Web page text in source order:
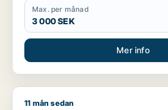
Max. per månad
3 000 SEK
Mer info
Jag söker lager eller industrilokal
11 mån sedan